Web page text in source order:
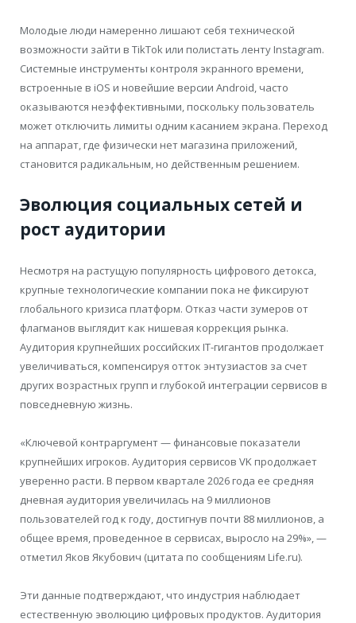
Молодые люди намеренно лишают себя технической
возможности зайти в TikTok или полистать ленту Instagram.
Системные инструменты контроля экранного времени,
встроенные в iOS и новейшие версии Android, часто
оказываются неэффективными, поскольку пользователь
может отключить лимиты одним касанием экрана. Переход
на аппарат, где физически нет магазина приложений,
становится радикальным, но действенным решением.
Эволюция социальных сетей и
рост аудитории
Несмотря на растущую популярность цифрового детокса,
крупные технологические компании пока не фиксируют
глобального кризиса платформ. Отказ части зумеров от
флагманов выглядит как нишевая коррекция рынка.
Аудитория крупнейших российских IT-гигантов продолжает
увеличиваться, компенсируя отток энтузиастов за счет
других возрастных групп и глубокой интеграции сервисов в
повседневную жизнь.
«Ключевой контраргумент — финансовые показатели
крупнейших игроков. Аудитория сервисов VK продолжает
уверенно расти. В первом квартале 2026 года ее средняя
дневная аудитория увеличилась на 9 миллионов
пользователей год к году, достигнув почти 88 миллионов, а
общее время, проведенное в сервисах, выросло на 29%», —
отметил Яков Якубович (цитата по сообщениям Life.ru).
Эти данные подтверждают, что индустрия наблюдает
естественную эволюцию цифровых продуктов. Аудитория